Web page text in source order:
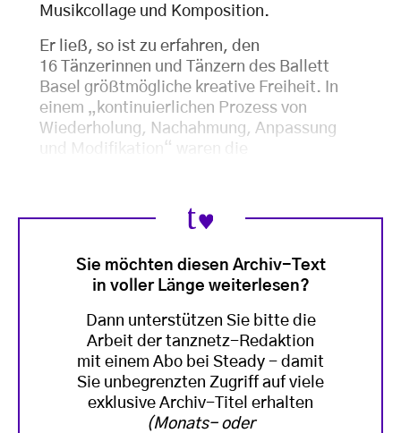
Musikcollage und Komposition.
Er ließ, so ist zu erfahren, den
16 Tänzerinnen und Tänzern des Ballett
Basel größtmögliche kreative Freiheit. In
einem „kontinuierlichen Prozess von
Wiederholung, Nachahmung, Anpassung
und Modifikation“ waren die
Sie möchten diesen Archiv-Text
in voller Länge weiterlesen?
Dann unterstützen Sie bitte die
Arbeit der tanznetz-Redaktion
mit einem Abo bei Steady - damit
Sie unbegrenzten Zugriff auf viele
exklusive Archiv-Titel erhalten
(Monats- oder